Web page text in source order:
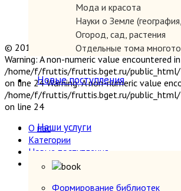
Мода и красота
Науки о Земле
Огород, сад, растения
Отдельные тома
Открытки
Охота и рыбалка
Педагогика
Политология,
Промышленность,
Религия
Сатира и юмор
Новые поступления
Наши услуги
Формирование библиотек
© 2019 "Параграф" Покупка и продажа
Warning: A non-numeric value encountered in
/home/f/fruttis/fruttis.bget.ru/
on line 24 Warning: A non-numeric value
/home/f/fruttis/fruttis.bget.ru/
on line 24
О нас
Категории
Новые поступления
Наши услуги
Прием книг